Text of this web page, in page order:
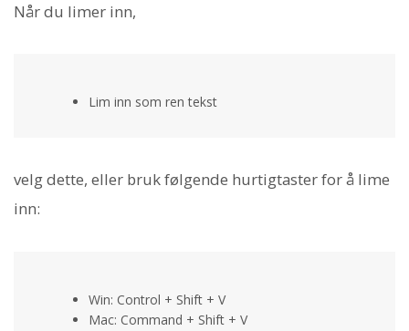
Når du limer inn,
Lim inn som ren tekst
velg dette, eller bruk følgende hurtigtaster for å lime
inn:
Win: Control + Shift + V
Mac: Command + Shift + V